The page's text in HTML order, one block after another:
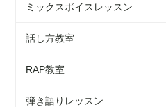
ミックスボイスレッスン
話し方教室
RAP教室
弾き語りレッスン